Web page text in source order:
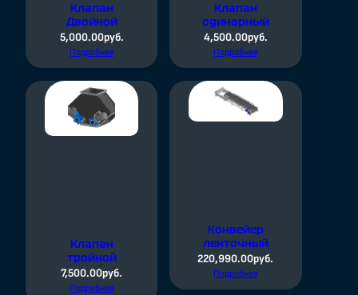
Клапан
Двойной
5,000.00руб.
Подробнее
Клапан
одинарный
4,500.00руб.
Подробнее
Клапан
тройной
7,500.00руб.
Подробнее
Конвейер
ленточный
220,990.00руб.
Подробнее